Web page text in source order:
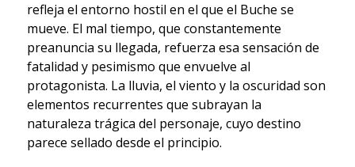
refleja el entorno hostil en el que el Buche se
mueve. El mal tiempo, que constantemente
preanuncia su llegada, refuerza esa sensación de
fatalidad y pesimismo que envuelve al
protagonista. La lluvia, el viento y la oscuridad son
elementos recurrentes que subrayan la
naturaleza trágica del personaje, cuyo destino
parece sellado desde el principio.